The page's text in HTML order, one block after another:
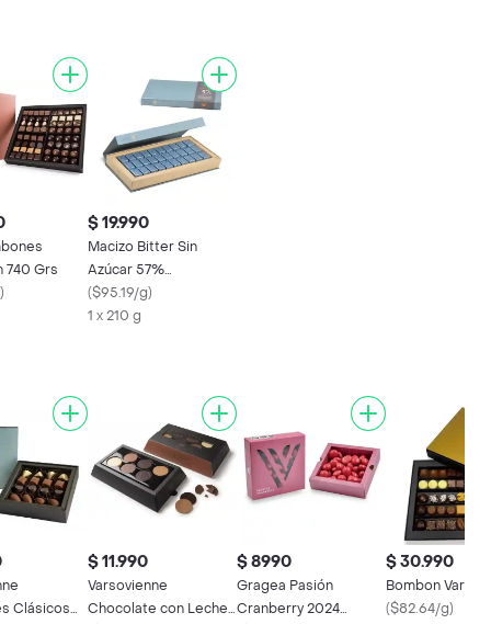
740 Grs
)
$ 19.990
Macizo Bitter Sin
Azúcar 57%
Varsovienne
($95.19/g)
1 x 210 g
Clásicos
$ 11.990
Varsovienne
Chocolate con Leche
$ 8990
Gragea Pasión
Cranberry 2024
$ 30.990
Bombon
($82.64/g)